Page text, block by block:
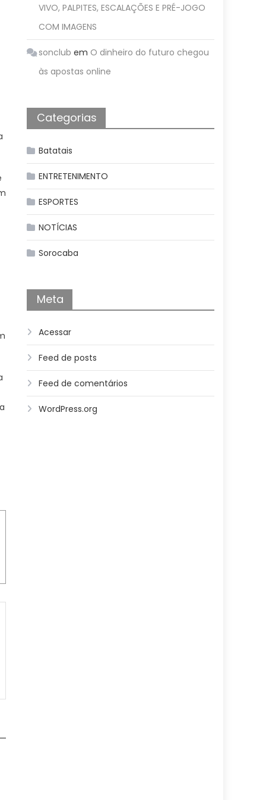
VIVO, PALPITES, ESCALAÇÕES E PRÉ-JOGO
COM IMAGENS
sonclub em O dinheiro do futuro chegou
às apostas online
Categorias
Batatais
ENTRETENIMENTO
ESPORTES
NOTÍCIAS
Sorocaba
Meta
Acessar
Feed de posts
Feed de comentários
WordPress.org